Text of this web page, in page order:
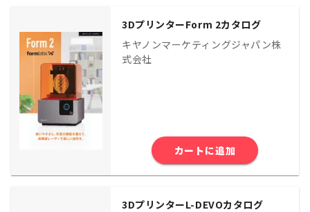
3DプリンターForm 2カタログ
キヤノンマーケティングジャパン株
式会社
カートに追加
3DプリンターL-DEVOカタログ